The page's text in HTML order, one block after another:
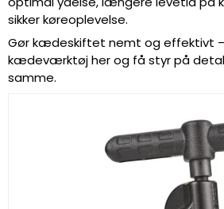
sikker køreoplevelse.
Gør kædeskiftet nemt og effektivt
kædeværktøj her og få styr på
samme.